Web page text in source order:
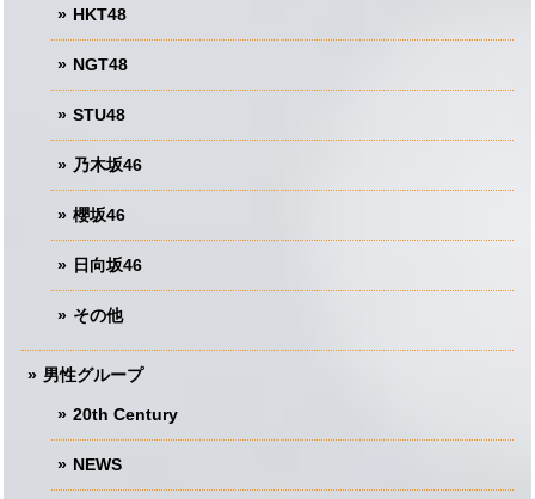
HKT48
NGT48
STU48
乃木坂46
櫻坂46
日向坂46
その他
男性グループ
20th Century
NEWS